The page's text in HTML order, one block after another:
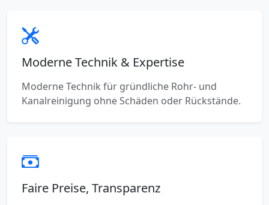
Moderne Technik & Expertise
Moderne Technik für gründliche Rohr- und
Kanalreinigung ohne Schäden oder Rückstände.
Faire Preise, Transparenz